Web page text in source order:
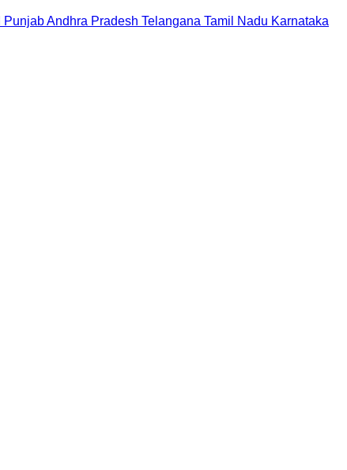
PunjabAndhra Pradesh Telangana Tamil Nadu Karnataka